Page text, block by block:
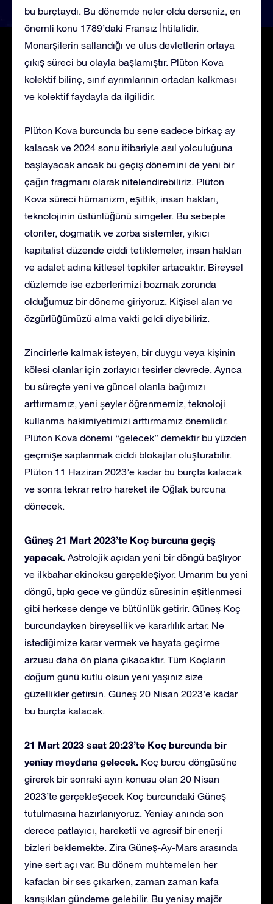
bu burçtaydı. Bu dönemde neler oldu derseniz, en
önemli konu 1789’daki Fransız İhtilalidir.
Monarşilerin sallandığı ve ulus devletlerin ortaya
çıkış süreci bu olayla başlamıştır. Plüton Kova
kolektif bilinç, sınıf ayrımlarının ortadan kalkması
ve kolektif faydayla da ilgilidir.
Plüton Kova burcunda bu sene sadece birkaç ay
kalacak ve 2024 sonu itibariyle asıl yolculuğuna
başlayacak ancak bu geçiş dönemini de yeni bir
çağın fragmanı olarak nitelendirebiliriz. Plüton
Kova süreci hümanizm, eşitlik, insan hakları,
teknolojinin üstünlüğünü simgeler. Bu sebeple
otoriter, dogmatik ve zorba sistemler, yıkıcı
kapitalist düzende ciddi tetiklemeler, insan hakları
ve adalet adına kitlesel tepkiler artacaktır. Bireysel
düzlemde ise ezberlerimizi bozmak zorunda
olduğumuz bir döneme giriyoruz. Kişisel alan ve
özgürlüğümüzü alma vakti geldi diyebiliriz.
Zincirlerle kalmak isteyen, bir duygu veya kişinin
kölesi olanlar için zorlayıcı tesirler devrede. Ayrıca
bu süreçte yeni ve güncel olanla bağımızı
arttırmamız, yeni şeyler öğrenmemiz, teknoloji
kullanma hakimiyetimizi arttırmamız önemlidir.
Plüton Kova dönemi “gelecek” demektir bu yüzden
geçmişe saplanmak ciddi blokajlar oluşturabilir.
Plüton 11 Haziran 2023’e kadar bu burçta kalacak
ve sonra tekrar retro hareket ile Oğlak burcuna
dönecek.
Güneş 21 Mart 2023’te Koç burcuna geçiş
yapacak. Astrolojik açıdan yeni bir döngü başlıyor
ve ilkbahar ekinoksu gerçekleşiyor. Umarım bu yeni
döngü, tıpkı gece ve gündüz süresinin eşitlenmesi
gibi herkese denge ve bütünlük getirir. Güneş Koç
burcundayken bireysellik ve kararlılık artar. Ne
istediğimize karar vermek ve hayata geçirme
arzusu daha ön plana çıkacaktır. Tüm Koçların
doğum günü kutlu olsun yeni yaşınız size
güzellikler getirsin. Güneş 20 Nisan 2023’e kadar
bu burçta kalacak.
21 Mart 2023 saat 20:23’te Koç burcunda bir
yeniay meydana gelecek. Koç burcu döngüsüne
girerek bir sonraki ayın konusu olan 20 Nisan
2023’te gerçekleşecek Koç burcundaki Güneş
tutulmasına hazırlanıyoruz. Yeniay anında son
derece patlayıcı, hareketli ve agresif bir enerji
bizleri beklemekte. Zira Güneş-Ay-Mars arasında
yine sert açı var. Bu dönem muhtemelen her
kafadan bir ses çıkarken, zaman zaman kafa
karışıkları gündeme gelebilir. Bu yeniay majör